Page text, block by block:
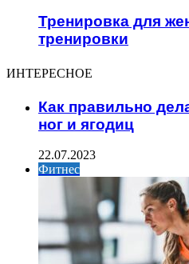
Тренировка для
тренировки
ИНТЕРЕСНОЕ
Как правильно
ног и ягодиц
22.07.2023
Фитнес